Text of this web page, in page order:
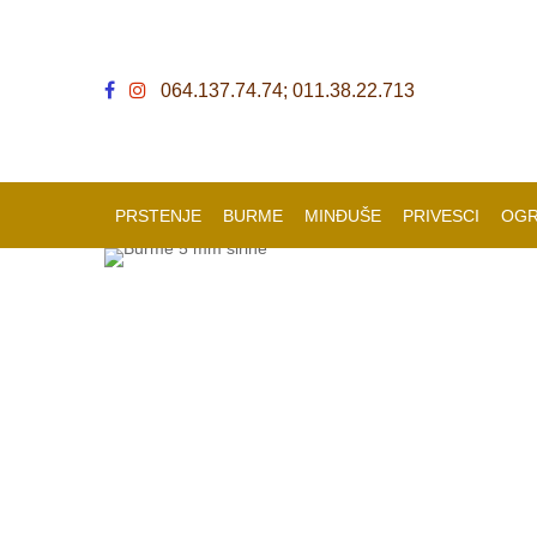
064.137.74.74; 011.38.22.713
PRSTENJE BURME MINĐUŠE PRIVESCI